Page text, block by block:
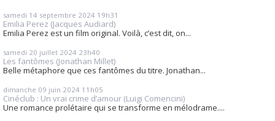
samedi 14 septembre 2024 19h31
Emilia Perez (Jacques Audiard)
Emilia Perez est un film original. Voilà, c’est dit, on...
samedi 20 juillet 2024 23h40
Les fantômes (Jonathan Millet)
Belle métaphore que ces fantômes du titre. Jonathan...
dimanche 09 juin 2024 11h05
Cinéclub : Un vrai crime d’amour (Luigi Comencini)
Une romance prolétaire qui se transforme en mélodrame....